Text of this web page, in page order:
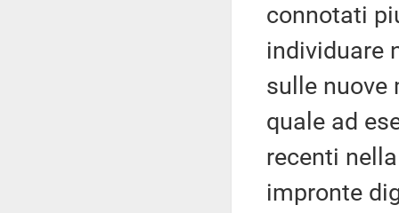
connotati
individuare
sulle nuove
quale ad
recenti
impronte